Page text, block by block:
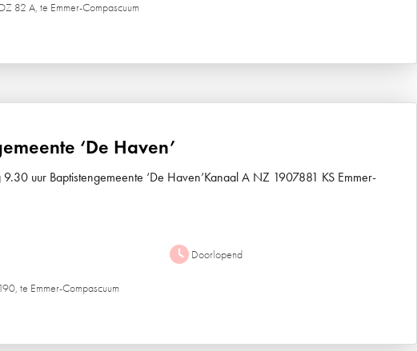
82 A, te Emmer-Compascuum
‘De Haven’
uur Baptistengemeente ‘De Haven’Kanaal A NZ 1907881 KS Emmer-
Doorlopend
te Emmer-Compascuum